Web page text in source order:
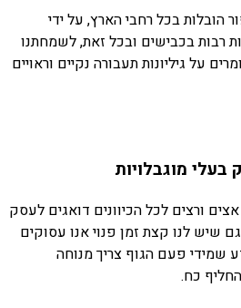
הובלות בכל רחבי הארץ, על ידי
רבות בכבישים ובכל זאת, לשמחתנו
על גיליונות תעבורה נקיים וראויים
מוגבלויות
ורצים לכל הכיוונים דואגים לעסק
שיש לנו קצת זמן פנוי אנו עסוקים
שמידי פעם הגוף צריך מנוחה
כח.